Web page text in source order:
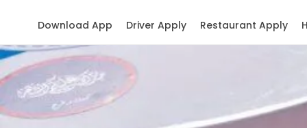
Restaurant Apply
Driver Apply
Download App